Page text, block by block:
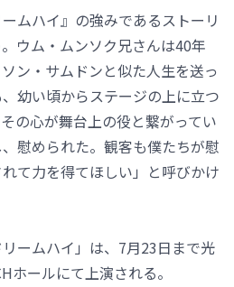
ムハイ』の強みであるストーリ
ウム・ムンソク兄さんは40年
ン・サムドンと似た人生を送っ
幼い頃からステージの上に立つ
の心が舞台上の役と繋がってい
慰められた。観客も僕たちが慰
て力を得てほしい」と呼びかけ
ームハイ」は、7月23日まで光
ホールにて上演される。